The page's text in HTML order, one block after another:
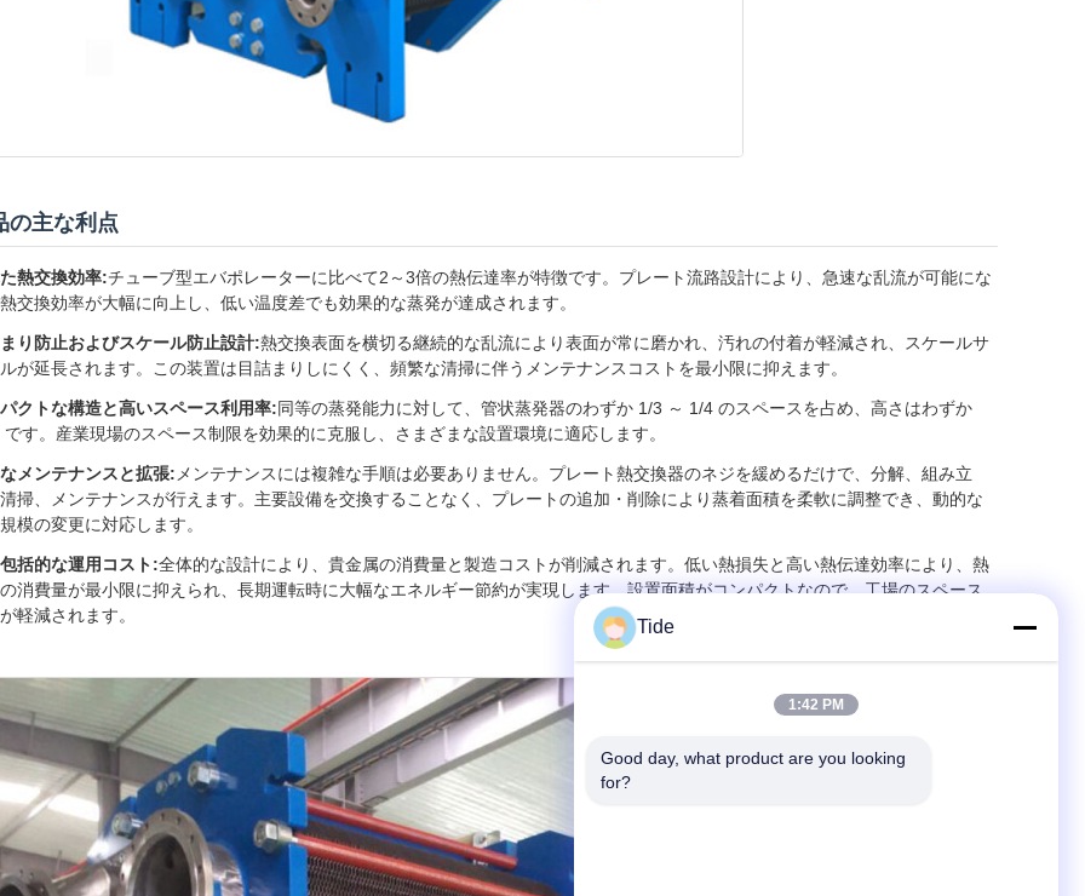
の主な利点
熱交換効率:チューブ型エバポレーターに比べて2～3倍の熱伝達率が特徴です。プレート流路設計により、急速な乱流が可能にな
交換効率が大幅に向上し、低い温度差でも効果的な蒸発が達成されます。
り防止およびスケール防止設計:熱交換表面を横切る継続的な乱流により表面が常に磨かれ、汚れの付着が軽減され、スケールサ
が延長されます。この装置は目詰まりしにくく、頻繁な清掃に伴うメンテナンスコストを最小限に抑えます。
クトな構造と高いスペース利用率:同等の蒸発能力に対して、管状蒸発器のわずか 1/3 ～ 1/4 のスペースを占め、高さはわずか
す。産業現場のスペース制限を効果的に克服し、さまざまな設置環境に適応します。
メンテナンスと拡張: メンテナンスには複雑な手順は必要ありません。プレート熱交換器のネジを緩めるだけで、分解、組み立
掃、メンテナンスが行えます。主要設備を交換することなく、プレートの追加・削除により蒸着面積を柔軟に調整でき、動的な
模の変更に対応します。
括的な運用コスト:全体的な設計により、貴金属の消費量と製造コストが削減されます。低い熱損失と高い熱伝達効率により、熱
消費量が最小限に抑えられ、長期運転時に大幅なエネルギー節約が実現します。設置面積がコンパクトなので、工場のスペース
軽減されます。
Tide
1:42 PM
Good day, what product are you looking
for?